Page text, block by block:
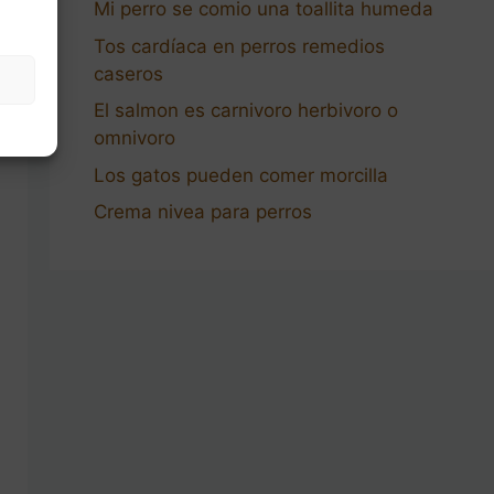
Mi perro se comio una toallita humeda
Tos cardíaca en perros remedios
caseros
El salmon es carnivoro herbivoro o
omnivoro
Los gatos pueden comer morcilla
Crema nivea para perros